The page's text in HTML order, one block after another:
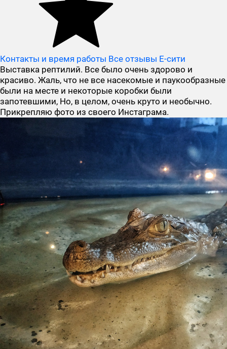
Контакты и время работы Все отзывы Е-сити
Выставка рептилий. Все было очень здорово и
красиво. Жаль, что не все насекомые и паукообразные
были на месте и некоторые коробки были
запотевшими, Но, в целом, очень круто и необычно.
Прикрепляю фото из своего Инстаграма.